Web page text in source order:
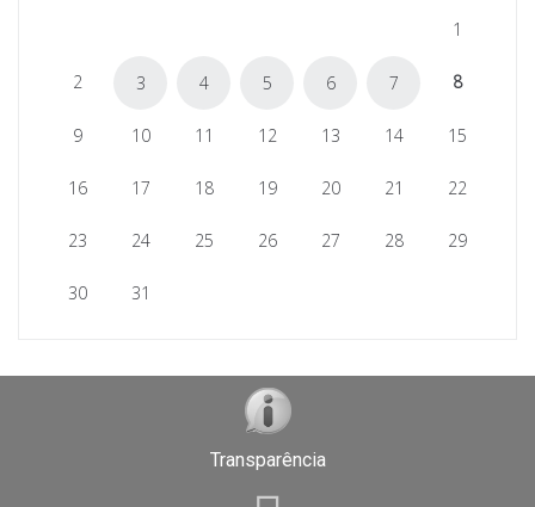
1
2 3 4 5 6 7 8
9 10 11 12 13 14 15
16 17 18 19 20 21 22
23 24 25 26 27 28 29
30 31
Transparência